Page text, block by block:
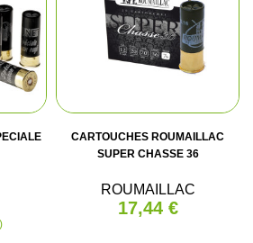
CARTOUCHES ROUMAILLAC
SUPER CHASSE 36
ROUMAILLAC
17,44 €